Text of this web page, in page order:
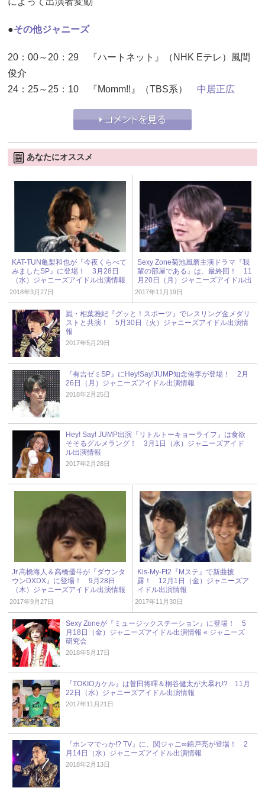
●その他ジャニーズ
20：00～20：29 『ハートネット』（NHK Eテレ）風間
俊介
24：25～25：10 『Momm!!』（TBS系） 中居正広
あなたにオススメ
KAT-TUN亀梨和也が『今夜くらべて
みましたSP』に登場！ 3月28日
（水）ジャニーズアイドル出演情報
2018年3月27日
Sexy Zone菊池風磨主演ドラマ『我
輩の部屋である』は、最終回！ 11
月20日（月）ジャニーズアイドル出
演情報
2017年11月19日
嵐・相葉雅紀『グッと！スポーツ』でレスリング金メダリ
ストと共演！ 5月30日（火）ジャニーズアイドル出演情
報
2017年5月29日
『有吉ゼミSP』にHey!Say!JUMP知念侑李が登場！ 2月
26日（月）ジャニーズアイドル出演情報
2018年2月25日
Hey! Say! JUMP出演『リトルトーキョーライフ』は食欲
そそるグルメラング！ 3月1日（水）ジャニーズアイド
ル出演情報
2017年2月28日
Jr.高橋海人＆高橋優斗が『ダウンタ
ウンDXDX』に登場！ 9月28日
（木）ジャニーズアイドル出演情報
2017年9月27日
Kis-My-Ft2『Mステ』で新曲披
露！ 12月1日（金）ジャニーズア
イドル出演情報
2017年11月30日
Sexy Zoneが『ミュージックステーション』に登場！ 5
月18日（金）ジャニーズアイドル出演情報 « ジャニーズ
研究会
2018年5月17日
『TOKIOカケル』は菅田将暉＆桐谷健太が大暴れ!? 11月
22日（水）ジャニーズアイドル出演情報
2017年11月21日
『ホンマでっか!? TV』に、関ジャニ∞錦戸亮が登場！ 2
月14日（水）ジャニーズアイドル出演情報
2018年2月13日